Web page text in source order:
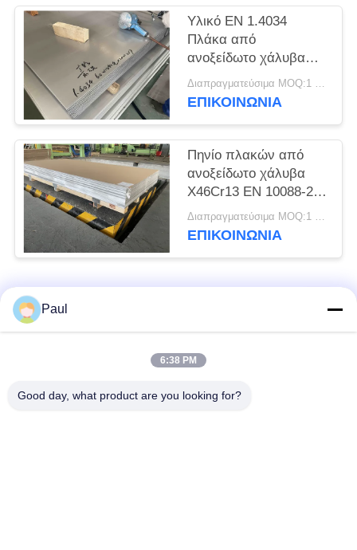
Υλικό EN 1.4034
Πλάκα από
ανοξείδωτο χάλυβα
DIN X46Cr13
Διαπραγματεύσιμα MOQ:1 τόνος
ΕΠΙΚΟΙΝΩΝΊΑ
Πηνίο πλακών από
ανοξείδωτο χάλυβα
X46Cr13 EN 10088-2
1.4034 Υλικό
Διαπραγματεύσιμα MOQ:1 τόνος
ΕΠΙΚΟΙΝΩΝΊΑ
Λαϊκή κατηγορία
Σκληραίνοντας
Paul
6:38 PM
Good day, what product are you looking for?